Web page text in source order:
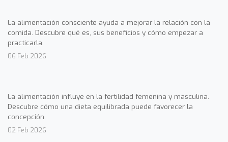
La alimentación consciente ayuda a mejorar la relación con la
comida. Descubre qué es, sus beneficios y cómo empezar a
practicarla.
06 Feb 2026
La alimentación influye en la fertilidad femenina y masculina.
Descubre cómo una dieta equilibrada puede favorecer la
concepción.
02 Feb 2026